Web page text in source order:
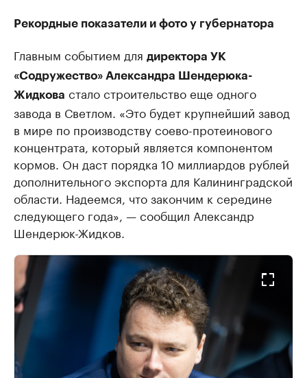
Рекордные показатели и фото у губернатора
Главным событием для директора УК
«Содружество» Александра Шендерюка-
Жидкова стало строительство еще одного
завода в Светлом. «Это будет крупнейший завод
в мире по производству соево-протеинового
концентрата, который является компонентом
кормов. Он даст порядка 10 миллиардов рублей
дополнительного экспорта для Калининградской
области. Надеемся, что закончим к середине
следующего года», — сообщил Александр
Шендерюк-Жидков.